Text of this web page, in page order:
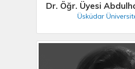
Dr. Öğr. Üyesi
Üsküdar